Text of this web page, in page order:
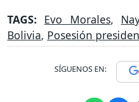
TAGS: Evo Morales,
Bolivia, Posesión
SÍGUENOS EN: